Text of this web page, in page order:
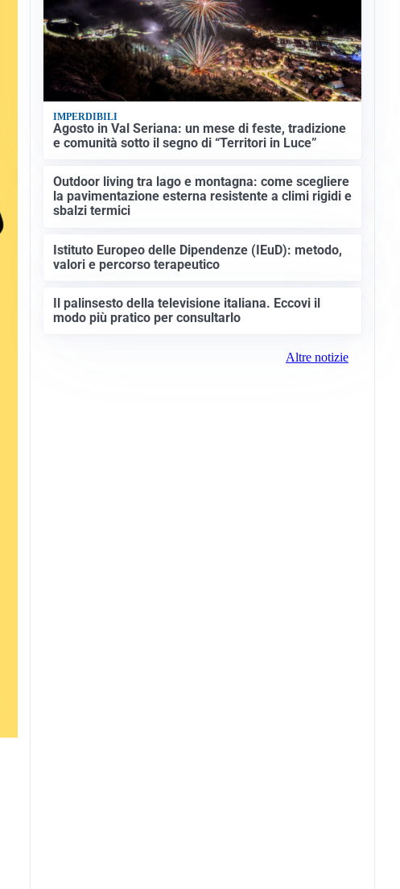
IMPERDIBILI
Agosto in Val Seriana: un mese di feste, tradizione
e comunità sotto il segno di “Territori in Luce”
Outdoor living tra lago e montagna: come scegliere
la pavimentazione esterna resistente a climi rigidi e
sbalzi termici
Istituto Europeo delle Dipendenze (IEuD): metodo,
valori e percorso terapeutico
Il palinsesto della televisione italiana. Eccovi il
modo più pratico per consultarlo
Altre notizie